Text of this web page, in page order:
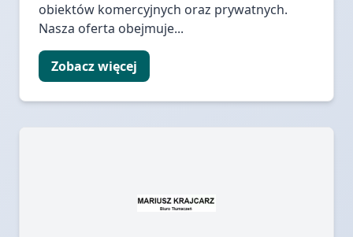
obiektów komercyjnych oraz prywatnych.
Nasza oferta obejmuje...
Zobacz więcej